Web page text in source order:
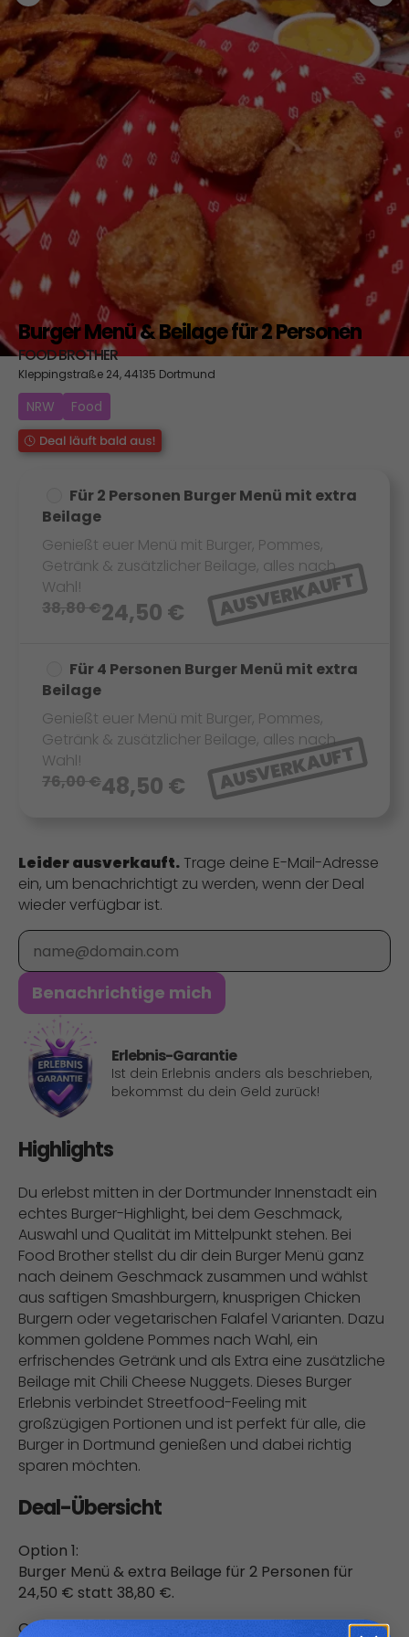
Burger Menü & Beilage für 2 Personen
FOOD BROTHER
Kleppingstraße 24, 44135 Dortmund
NRW Food
Für 2 Personen Burger Menü mit extra
Beilage
Genießt euer Menü mit Burger, Pommes,
Getränk & zusätzlicher Beilage, alles nach
Wahl!
38,80€24,50 € AUSVERKAUFT
Für 4 Personen Burger Menü mit extra
Beilage
Genießt euer Menü mit Burger, Pommes,
Getränk & zusätzlicher Beilage, alles nach
Wahl!
76,00€48,50 € AUSVERKAUFT
Leider ausverkauft. Trage deine E-Mail-Adresse
ein, um benachrichtigt zu werden, wenn der Deal
wieder verfügbar ist.
E-Mail
Benachrichtige mich
Erlebnis-Garantie
Ist dein Erlebnis anders als beschrieben,
bekommst du dein Geld zurück!
Highlights
Du erlebst mitten in der Dortmunder Innenstadt ein
echtes Burger-Highlight, bei dem Geschmack,
Auswahl und Qualität im Mittelpunkt stehen. Bei
Food Brother stellst du dir dein Burger Menü ganz
nach deinem Geschmack zusammen und wählst
aus saftigen Smashburgern, knusprigen Chicken
Burgern oder vegetarischen Falafel Varianten. Dazu
kommen goldene Pommes nach Wahl, ein
erfrischendes Getränk und als Extra eine zusätzliche
Beilage mit Chili Cheese Nuggets. Dieses Burger
Erlebnis verbindet Streetfood-Feeling mit
großzügigen Portionen und ist perfekt für alle, die
Burger in Dortmund genießen und dabei richtig
sparen möchten.
Deal-Übersicht
Option 1:
Burger Menü & extra Beilage für 2 Personen für
24,50 € statt 38,80 €.
Option 2: